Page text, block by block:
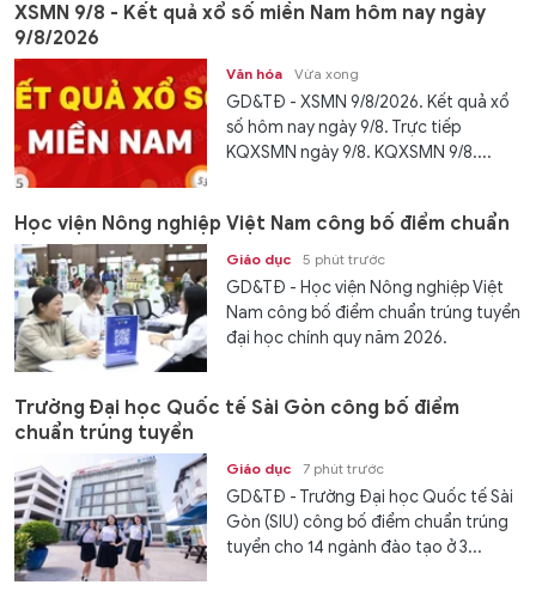
XSMN 9/8 - Kết quả xổ số miền Nam hôm nay ngày
9/8/2026
Văn hóa Vừa xong
GD&TĐ - XSMN 9/8/2026. Kết quả xổ
số hôm nay ngày 9/8. Trực tiếp
KQXSMN ngày 9/8. KQXSMN 9/8....
Học viện Nông nghiệp Việt Nam công bố điểm chuẩn
Giáo dục 5 phút trước
GD&TĐ - Học viện Nông nghiệp Việt
Nam công bố điểm chuẩn trúng tuyển
đại học chính quy năm 2026.
Trường Đại học Quốc tế Sài Gòn công bố điểm
chuẩn trúng tuyển
Giáo dục 7 phút trước
GD&TĐ - Trường Đại học Quốc tế Sài
Gòn (SIU) công bố điểm chuẩn trúng
tuyển cho 14 ngành đào tạo ở 3...